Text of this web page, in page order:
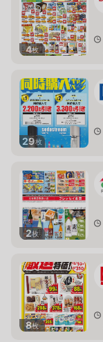
4枚
29枚
2枚
8枚